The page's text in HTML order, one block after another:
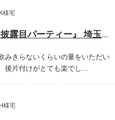
様宅
開催しました! 『新築お披露目パーティー』 埼玉県越谷市 K様宅
みきらないくらいの量をいただい
後片付けがとても楽でし…
様宅